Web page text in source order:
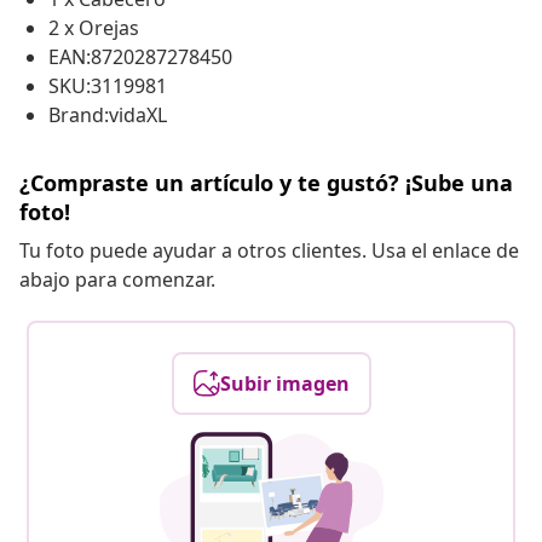
2 x Orejas
EAN:8720287278450
SKU:3119981
Brand:vidaXL
¿Compraste un artículo y te gustó? ¡Sube una
foto!
Tu foto puede ayudar a otros clientes. Usa el enlace de
abajo para comenzar.
Subir imagen